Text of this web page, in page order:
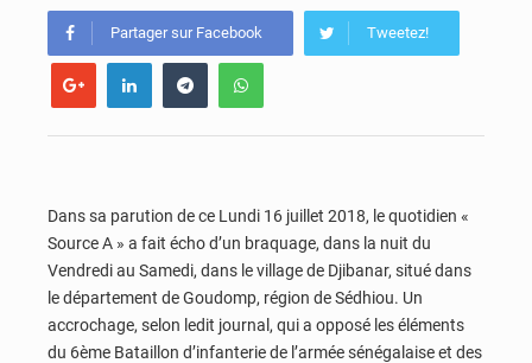
Partager sur Facebook Tweetez!
Dans sa parution de ce Lundi 16 juillet 2018, le quotidien «
Source A » a fait écho d’un braquage, dans la nuit du
Vendredi au Samedi, dans le village de Djibanar, situé dans
le département de Goudomp, région de Sédhiou. Un
accrochage, selon ledit journal, qui a opposé les éléments
du 6ème Bataillon d’infanterie de l’armée sénégalaise et des